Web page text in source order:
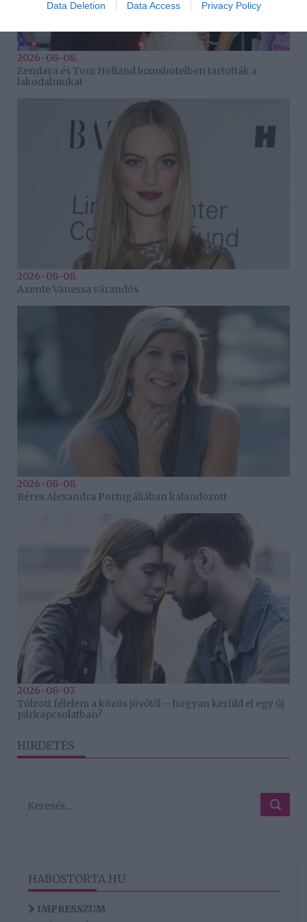
Data Deletion Data Access Privacy Policy
2026-08-08.
Zendaya és Tom Holland luxushotelben tartották a
lakodalmukat
2026-08-08.
Axente Vanessa várandós
2026-08-08.
Béres Alexandra Portugáliában kalandozott
2026-08-07.
Túlzott félelem a közös jövőtől – hogyan kerüld el egy új
párkapcsolatban?
HIRDETÉS
HABOSTORTA.HU
IMPRESSZUM